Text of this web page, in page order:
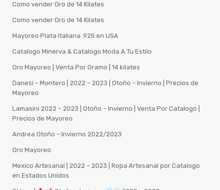
Como vender Oro de 14 Kilates
Como vender Oro de 14 Kilates
Mayoreo Plata Italiana .925 en USA
Catalogo Minerva & Catalogo Moda A Tu Estilo
Oro Mayoreo | Venta Por Gramo | 14 kilates
Danesi – Montero | 2022 – 2023 | Otoño – Invierno | Precios de
Mayoreo
Lamasini 2022 – 2023 | Otoño – Invierno | Venta Por Catalogo |
Precios de Mayoreo
Andrea Otoño – Invierno 2022/2023
Oro Mayoreo
Mexico Artesanal | 2022 – 2023 | Ropa Artesanal por Catalogo
en Estados Unidos